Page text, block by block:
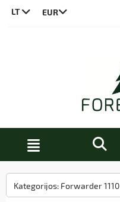
LT
Kategorijos: Forwarder 1110